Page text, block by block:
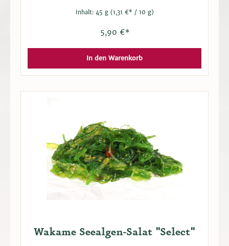
Inhalt: 45 g (1,31 €* / 10 g)
5,90 €*
In den Warenkorb
Wakame Seealgen-Salat "Select"